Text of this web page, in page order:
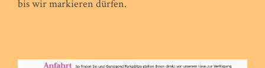
bis wir markieren dürfen.